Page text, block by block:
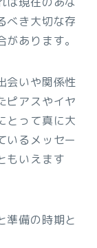
べき大切な存
あります。
会いや関係性
ピアスやイヤ
とって真に大
いるメッセー
もいえます
準備の時期と